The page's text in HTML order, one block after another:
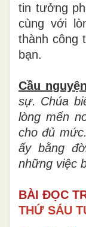
tin tưởng ph
cùng với lò
thành công t
bạn.
Cầu nguyện
sự. Chúa bi
lòng mến n
chođủ mứ
ấy bằng đờ
những việc
BÀI ĐỌC
THỨ SÁU